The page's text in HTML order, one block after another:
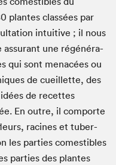
plantes classées par
intu­itive ; il nous
assur­ant une régénéra­
qui sont men­acées ou
de cueil­lette, des
de recettes
En out­re, il com­porte
racines et tuber­
les par­ties comestibles
par­ties des plantes